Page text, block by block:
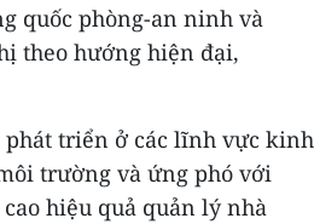
quốc phòng-an ninh và
theo hướng hiện đại,
phát triển ở các lĩnh vực kinh
trường và ứng phó với
hiệu quả quản lý nhà